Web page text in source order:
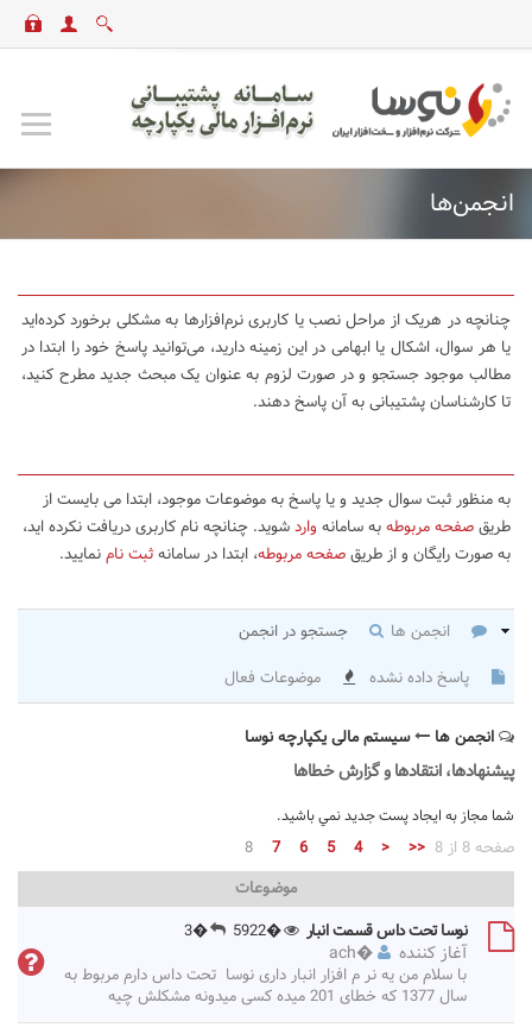
انجمن‌ها
چنانچه در هریک از مراحل نصب یا کاربری نرم‌افزارها به مشکلی برخورد کرده‌اید
یا هر سوال، اشکال یا ابهامی در این زمینه دارید، می‌توانید پاسخ خود را ابتدا در
مطالب موجود جستجو و در صورت لزوم به عنوان یک مبحث جدید مطرح کنید،
تا کارشناسان پشتیبانی به آن پاسخ دهند.
به منظور ثبت سوال جدید و یا پاسخ به موضوعات موجود، ابتدا می بایست از
طریقصفحه مربوطهبه سامانه واردشوید. چنانچه نام کاربری دریافت نکرده اید،
به صورت رایگان و از طریقصفحه مربوطه، ابتدا در سامانهثبت نامنمایید.
انجمن ها
جستجو در انجمن
پاسخ داده نشده
موضوعات فعال
انجمن ها سیستم مالی یکپارچه نوسا
پیشنهادها، انتقادها و گزارش خطاها
شما مجاز به ايجاد پست جديد نمي باشيد.
صفحه 8 از 8 <<
<
4
5
6
7
8
موضوعات
نوسا تحت داس قسمت انبار
�5922
�3
آغاز کننده �
ach
با سلام من یه نر م افزار انبار داری نوسا تحت داس دارم مربوط به
سال 1377 که خطای 201 میده کسی میدونه مشکلش چیه